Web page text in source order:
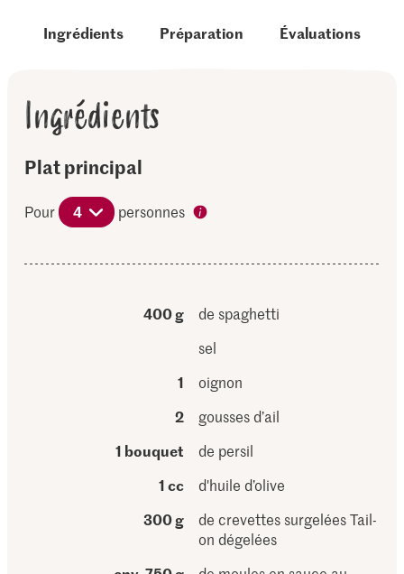
Ingrédients Préparation Évaluations
Ingrédients
Plat principal
Pour 4 personnes
400 g
de spaghetti
sel
1
oignon
2
gousses d’ail
1 bouquet
de persil
1 cc
d'huile d’olive
300 g
de crevettes surgelées Tail-
on dégelées